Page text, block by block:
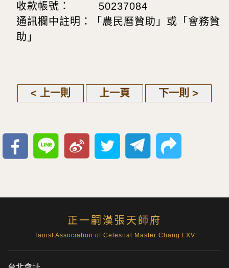
收款帳號：
50237084
通訊欄中註明：
「 農民曆贊助 」 或 「 會務贊
助 」
< 上一則 上一頁 下一則 >
正一嗣漢張天師府
Taoist Association of Celestial Master Chang LXV